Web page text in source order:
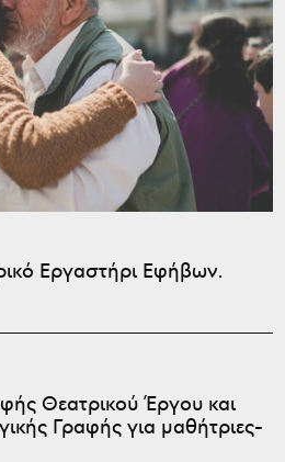
Εργαστήρι Εφήβων.
Θεατρικού Έργου και
Γραφής για μαθήτριες-